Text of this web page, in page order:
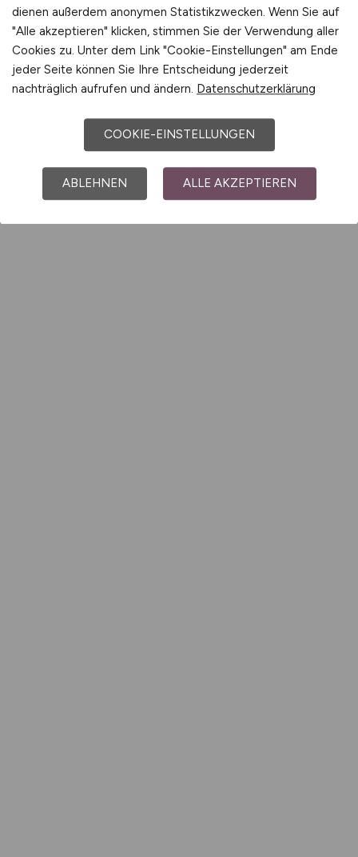
dienen außerdem anonymen Statistikzwecken. Wenn Sie auf
"Alle akzeptieren" klicken, stimmen Sie der Verwendung aller
Cookies zu. Unter dem Link "Cookie-Einstellungen" am Ende
jeder Seite können Sie Ihre Entscheidung jederzeit
nachträglich aufrufen und ändern. Datenschutzerklärung
COOKIE-EINSTELLUNGEN
ABLEHNEN ALLE AKZEPTIEREN